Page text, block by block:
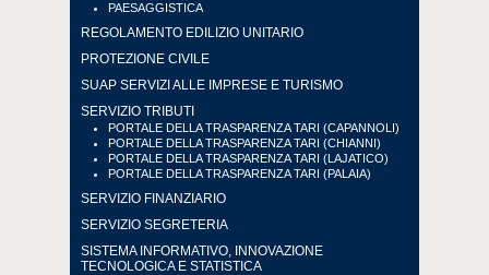
PAESAGGISTICA
REGOLAMENTO EDILIZIO UNITARIO
PROTEZIONE CIVILE
SUAP SERVIZI ALLE IMPRESE E TURISMO
SERVIZIO TRIBUTI
PORTALE DELLA TRASPARENZA TARI (CAPANNOLI)
PORTALE DELLA TRASPARENZA TARI (CHIANNI)
PORTALE DELLA TRASPARENZA TARI (LAJATICO)
PORTALE DELLA TRASPARENZA TARI (PALAIA)
SERVIZIO FINANZIARIO
SERVIZIO SEGRETERIA
SISTEMA INFORMATIVO, INNOVAZIONE
TECNOLOGICA E STATISTICA